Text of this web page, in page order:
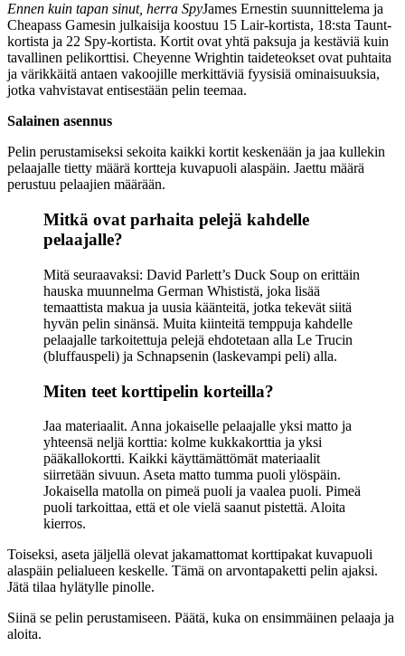
Ennen kuin tapan sinut, herra SpyJames Ernestin suunnittelema ja
Cheapass Gamesin julkaisija koostuu 15 Lair-kortista, 18:sta Taunt-
kortista ja 22 Spy-kortista. Kortit ovat yhtä paksuja ja kestäviä kuin
tavallinen pelikorttisi. Cheyenne Wrightin taideteokset ovat puhtaita
ja värikkäitä antaen vakoojille merkittäviä fyysisiä ominaisuuksia,
jotka vahvistavat entisestään pelin teemaa.
Salainen asennus
Pelin perustamiseksi sekoita kaikki kortit keskenään ja jaa kullekin
pelaajalle tietty määrä kortteja kuvapuoli alaspäin. Jaettu määrä
perustuu pelaajien määrään.
Mitkä ovat parhaita pelejä kahdelle
pelaajalle?
Mitä seuraavaksi: David Parlett’s Duck Soup on erittäin
hauska muunnelma German Whististä, joka lisää
temaattista makua ja uusia käänteitä, jotka tekevät siitä
hyvän pelin sinänsä. Muita kiinteitä temppuja kahdelle
pelaajalle tarkoitettuja pelejä ehdotetaan alla Le Trucin
(bluffauspeli) ja Schnapsenin (laskevampi peli) alla.
Miten teet korttipelin korteilla?
Jaa materiaalit. Anna jokaiselle pelaajalle yksi matto ja
yhteensä neljä korttia: kolme kukkakorttia ja yksi
pääkallokortti. Kaikki käyttämättömät materiaalit
siirretään sivuun. Aseta matto tumma puoli ylöspäin.
Jokaisella matolla on pimeä puoli ja vaalea puoli. Pimeä
puoli tarkoittaa, että et ole vielä saanut pistettä. Aloita
kierros.
Toiseksi, aseta jäljellä olevat jakamattomat korttipakat kuvapuoli
alaspäin pelialueen keskelle. Tämä on arvontapaketti pelin ajaksi.
Jätä tilaa hylätylle pinolle.
Siinä se pelin perustamiseen. Päätä, kuka on ensimmäinen pelaaja ja
aloita.